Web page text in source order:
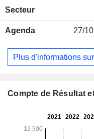
adhésives, bandes de
(44,1%), Afrique-
Secteur
Agenda 27/10
Plus d'informations
Compte de Résultat